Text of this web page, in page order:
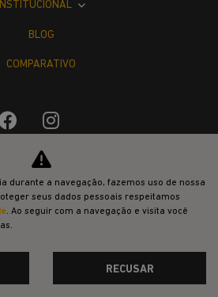
BLOG
COMPARATIVO
Seu bem maior é a vida.
durante a navegação, fazemos uso de nossa
seus dados pessoais respeitamos
. Ao seguir com a navegação e visita você
RECUSAR